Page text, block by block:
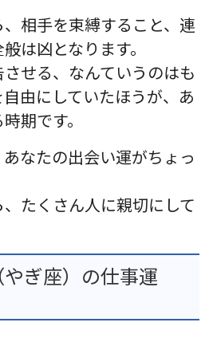
相手を束縛すること、連
は凶となります。
せる、なんていうのはも
由にしていたほうが、あ
期です。
なたの出会い運がちょっ
たくさん人に親切にして
ぎ座）の仕事運